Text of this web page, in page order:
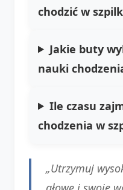
chodzić w
Jakie buty
nauki
Ile czasu
chodzenia w
„Utrzymuj